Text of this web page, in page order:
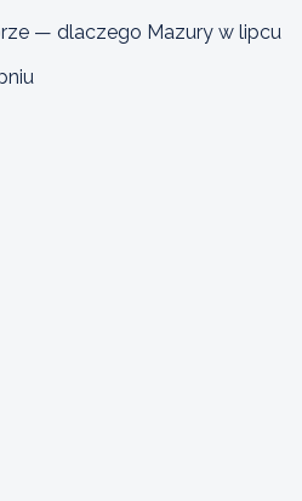
— dlaczego Mazury w lipcu